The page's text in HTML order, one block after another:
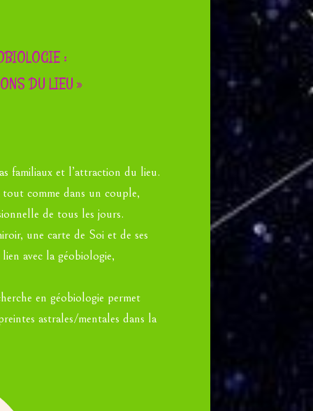
:
DU LIEU »
familiaux et l’attraction du lieu.
tout comme dans un couple,
de tous les jours.
une carte de Soi et de ses
avec la géobiologie,
en géobiologie permet
astrales/mentales dans la